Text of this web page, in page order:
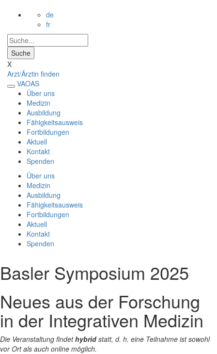
de
fr
X
Arzt/Ärztin finden
VAOAS
Über uns
Medizin
Ausbildung
Fähigkeitsausweis
Fortbildungen
Aktuell
Kontakt
Spenden
Über uns
Medizin
Ausbildung
Fähigkeitsausweis
Fortbildungen
Aktuell
Kontakt
Spenden
Basler Symposium 2025
Neues aus der Forschung
in der Integrativen Medizin
Die Veranstaltung findethybridstatt, d. h. eine Teilnahme ist sowohl
vor Ort als auch online möglich.